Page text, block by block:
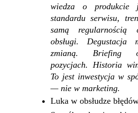
wiedza o produkcie
standardu serwisu,
samą regularnością
obsługi. Degustacja
zmianą. Briefing
pozycjach. Historia
To jest inwestycja w
— nie w marketing.
Luka w obsłudze